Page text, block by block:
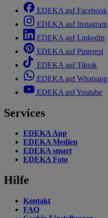
EDEKA auf Facebook
EDEKA auf Instagram
EDEKA auf Linkedin
EDEKA auf Pinterest
EDEKA auf Tiktok
EDEKA auf Whatsapp
EDEKA auf Youtube
Services
EDEKA App
EDEKA Medien
EDEKA smart
EDEKA Foto
Hilfe
Kontakt
FAQ